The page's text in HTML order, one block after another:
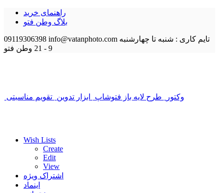
راهنمای خرید
بلاگ وطن فتو
09119306398 info@vatanphoto.com تایم کاری : شنبه تا چهارشنبه
9 - 21
وطن فتو
وکتور طرح لایه باز فتوشاپ ابزار تدوین تقویم مناسبتی
Wish Lists
Create
Edit
View
اشتراک ویژه
اینماد